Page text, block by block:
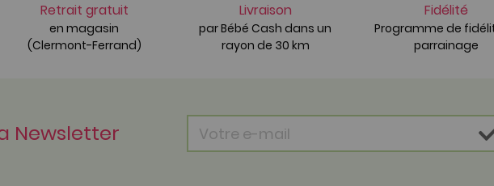
Retrait gratuit
en magasin
(Clermont-Ferrand)
Livraison
par Bébé Cash dans un
rayon de 30 km
Fidélité
Programme de
parrainage
Newsletter